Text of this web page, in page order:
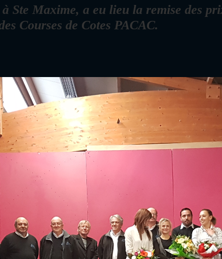
à Ste Maxime, a eu lieu la remise des
Courses de Cotes PACAC.